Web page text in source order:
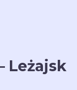
Leżajsk